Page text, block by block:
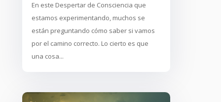
En este Despertar de Consciencia que
estamos experimentando, muchos se
están preguntando cómo saber si vamos
por el camino correcto. Lo cierto es que
una cosa...